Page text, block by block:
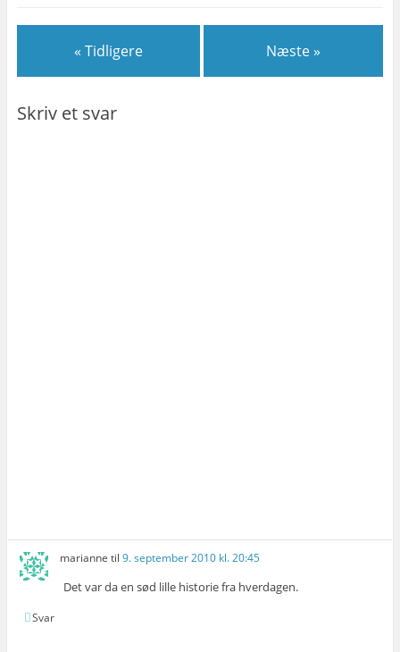
« Tidligere Næste »
Skriv et svar
marianne til9. september 2010 kl. 20:45
Det var da en sød lille historie fra hverdagen.
Svar